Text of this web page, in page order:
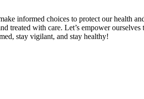
informed choices to protect our health
treated with care. Let’s empower
stay vigilant, and stay healthy!